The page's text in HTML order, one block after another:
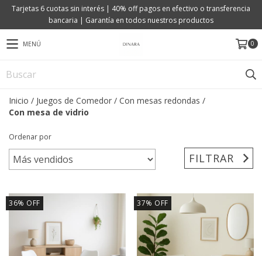
Tarjetas 6 cuotas sin interés | 40% off pagos en efectivo o transferencia
bancaria | Garantía en todos nuestros productos
MENÚ 0
Inicio / Juegos de Comedor / Con mesas redondas /
Con mesa de vidrio
Ordenar por
FILTRAR
36% OFF 37% OFF